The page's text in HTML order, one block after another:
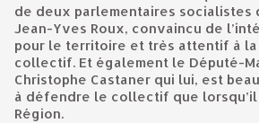
de deux parlementaires socialistes
Jean-Yves Roux, convaincu de
pour le territoire et très attentif à la
collectif. Et également le Député-
Christophe Castaner qui lui, est
à défendre le collectif que
Région.